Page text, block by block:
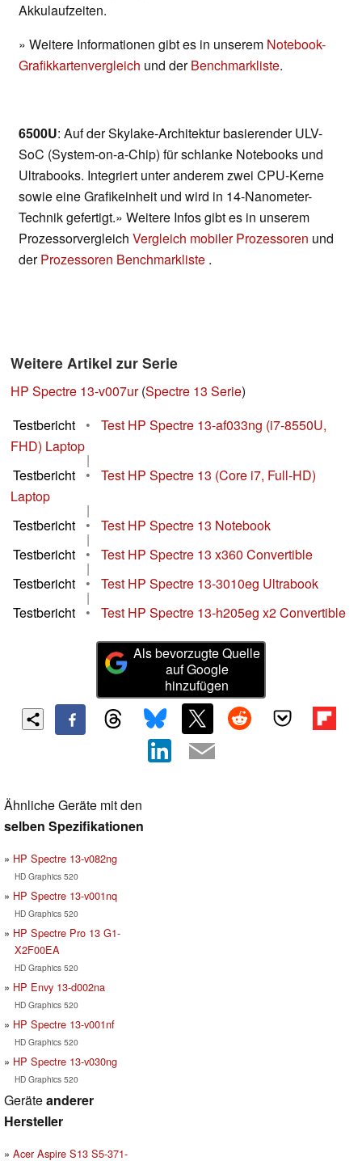
Akkulaufzeiten.
» Weitere Informationen gibt es in unserem Notebook-
Grafikkartenvergleich und derBenchmarkliste.
6500U: Auf der Skylake-Architektur basierender ULV-
SoC (System-on-a-Chip) für schlanke Notebooks und
Ultrabooks. Integriert unter anderem zwei CPU-Kerne
sowie eine Grafikeinheit und wird in 14-Nanometer-
Technik gefertigt.» Weitere Infos gibt es in unserem
Prozessorvergleich Vergleich mobiler Prozessoren und
derProzessoren Benchmarkliste .
Weitere Artikel zur Serie
HP Spectre 13-v007ur(Spectre 13 Serie)
Testbericht
•
Test HP Spectre 13-af033ng (i7-8550U,
FHD) Laptop
|
Testbericht
•
Test HP Spectre 13 (Core i7, Full-HD)
Laptop
|
Testbericht
• Test HP Spectre 13 Notebook
|
Testbericht
• Test HP Spectre 13 x360 Convertible
|
Testbericht
• Test HP Spectre 13-3010eg Ultrabook
|
Testbericht
• Test HP Spectre 13-h205eg x2 Convertible
Als bevorzugte Quelle
auf Google
hinzufügen
Ähnliche Geräte mit den
selben Spezifikationen
HP Spectre 13-v082ng
HD Graphics 520
HP Spectre 13-v001nq
HD Graphics 520
HP Spectre Pro 13 G1-
X2F00EA
HD Graphics 520
HP Envy 13-d002na
HD Graphics 520
HP Spectre 13-v001nf
HD Graphics 520
HP Spectre 13-v030ng
HD Graphics 520
Geräteanderer
Hersteller
Acer Aspire S13 S5-371-